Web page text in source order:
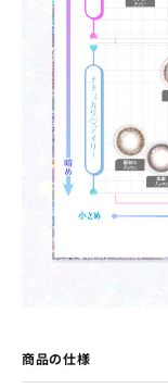
商品の仕様